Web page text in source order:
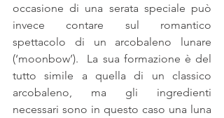
occasione di una serata speciale può
invece contare sul romantico
spettacolo di un arcobaleno lunare
(‘moonbow’).  La sua formazione è del
tutto simile a quella di un classico
arcobaleno, ma gli ingredienti
necessari sono in questo caso una luna